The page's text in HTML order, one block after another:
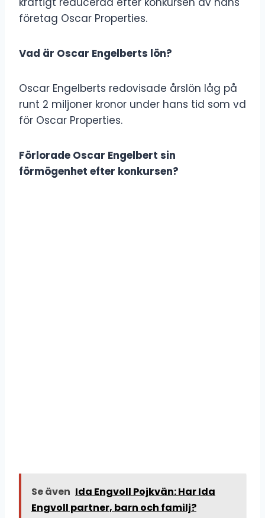
företag Oscar Properties.
Vad är Oscar Engelberts lön?
Oscar Engelberts redovisade årslön låg på
runt 2 miljoner kronor under hans tid som vd
för Oscar Properties.
Förlorade Oscar Engelbert sin
förmögenhet efter konkursen?
Se även Ida Engvoll Pojkvän: Har Ida
Engvoll partner, barn och familj?